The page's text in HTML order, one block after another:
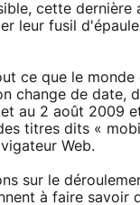
cette
leur fusil
ce que le
change de date,
au 2 août 2009
titres dits «
Web.
sur le
à faire savoir